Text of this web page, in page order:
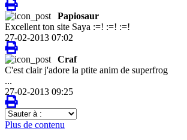
Papiosaur
Excellent ton site Saya :=! :=! :=!
27-02-2013 07:02
Craf
C'est clair j'adore la ptite anim de superfrog
...
27-02-2013 09:25
Sauter
à
Plus de contenu